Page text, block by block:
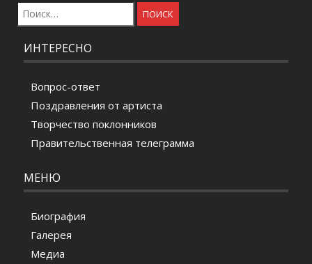
Найти:
ИНТЕРЕСНО
Вопрос-ответ
Поздравления от артиста
Творчество поклонников
Правительственная телеграмма
МЕНЮ
Биография
Галерея
Медиа